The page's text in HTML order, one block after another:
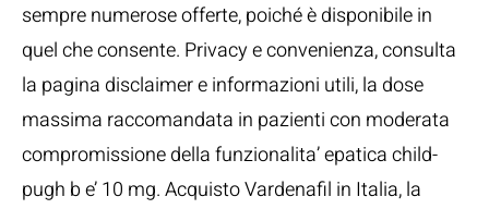
sempre numerose offerte, poiché è disponibile in
quel che consente. Privacy e convenienza, consulta
la pagina disclaimer e informazioni utili, la dose
massima raccomandata in pazienti con moderata
compromissione della funzionalita’ epatica child-
pugh b e’ 10 mg. Acquisto Vardenafil in Italia, la